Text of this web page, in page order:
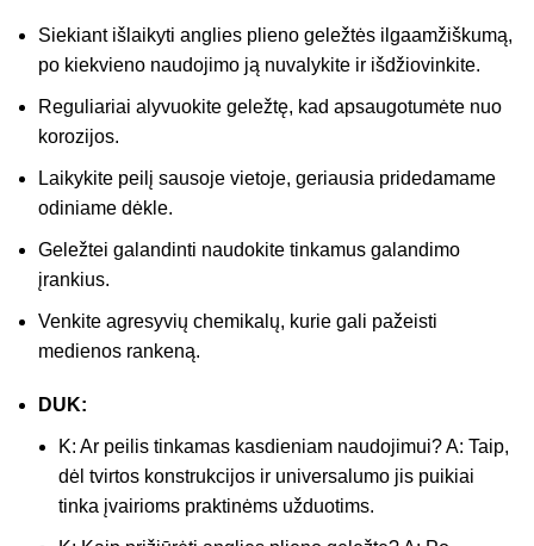
Siekiant išlaikyti anglies plieno geležtės ilgaamžiškumą,
po kiekvieno naudojimo ją nuvalykite ir išdžiovinkite.
Reguliariai alyvuokite geležtę, kad apsaugotumėte nuo
korozijos.
Laikykite peilį sausoje vietoje, geriausia pridedamame
odiniame dėkle.
Geležtei galandinti naudokite tinkamus galandimo
įrankius.
Venkite agresyvių chemikalų, kurie gali pažeisti
medienos rankeną.
DUK:
K: Ar peilis tinkamas kasdieniam naudojimui? A: Taip,
dėl tvirtos konstrukcijos ir universalumo jis puikiai
tinka įvairioms praktinėms užduotims.